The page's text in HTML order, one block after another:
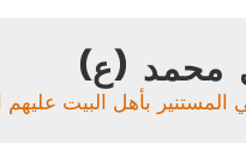
محمد (ع)
المستنير بأهل البيت عليهم